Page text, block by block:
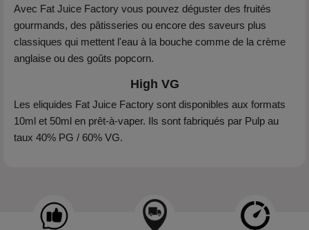
Avec Fat Juice Factory vous pouvez déguster des fruités
gourmands, des pâtisseries ou encore des saveurs plus
classiques qui mettent l'eau à la bouche comme de la crème
anglaise ou des goûts popcorn.
High VG
Les eliquides Fat Juice Factory sont disponibles aux formats
10ml et 50ml en prêt-à-vaper. Ils sont fabriqués par Pulp au
taux 40% PG / 60% VG.